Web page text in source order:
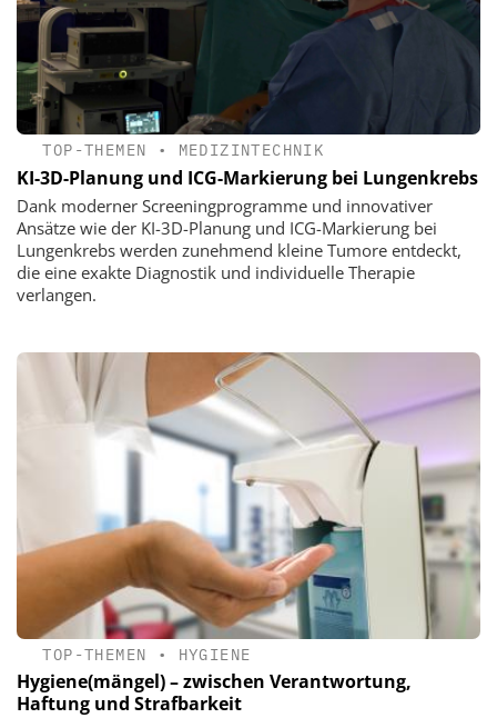
TOP-THEMEN • MEDIZINTECHNIK
KI-3D-Planung und ICG-Markierung bei Lungenkrebs
Dank moderner Screeningprogramme und innovativer
Ansätze wie der KI-3D-Planung und ICG-Markierung bei
Lungenkrebs werden zunehmend kleine Tumore entdeckt,
die eine exakte Diagnostik und individuelle Therapie
verlangen.
TOP-THEMEN • HYGIENE
Hygiene(mängel) – zwischen Verantwortung,
Haftung und Strafbarkeit